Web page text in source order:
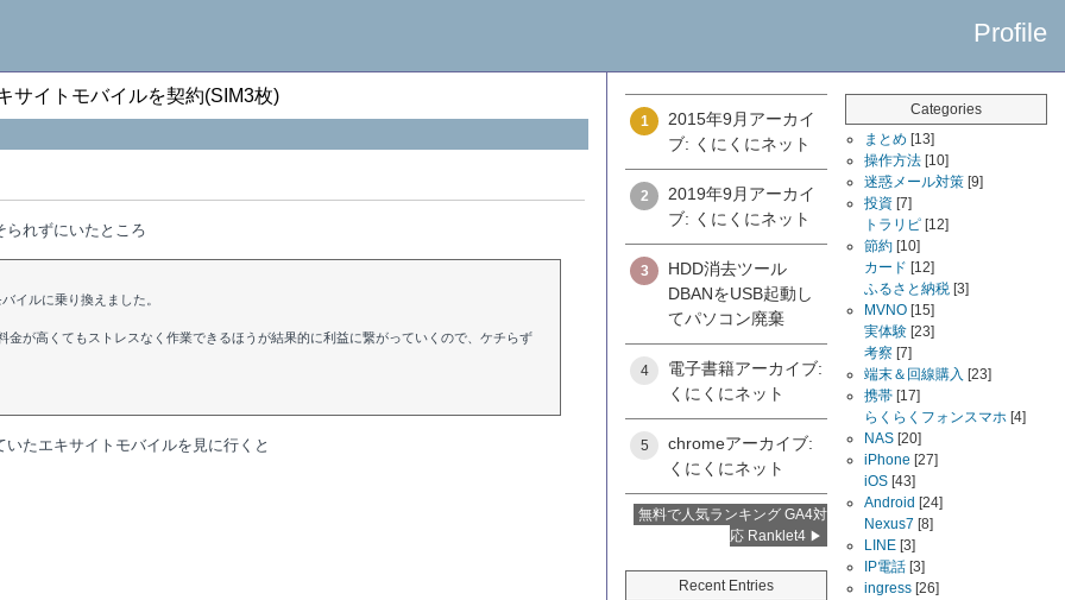
Profile
サイトモバイルを契約(SIM3枚)
られずにいたところ
イルに乗り換えました。
が高くてもストレスなく作業できるほうが結果的に利益に繋がっていくので、ケチらず
たエキサイトモバイルを見に行くと
1
2015年9月アーカイ
ブ: くにくにネット
2
2019年9月アーカイ
ブ: くにくにネット
3
HDD消去ツール
DBANをUSB起動し
てパソコン廃棄
4
電子書籍アーカイブ:
くにくにネット
5
chromeアーカイブ:
くにくにネット
無料で人気ランキング GA4対
応 Ranklet4
Recent Entries
Categories
まとめ [13]
操作方法 [10]
迷惑メール対策 [9]
投資 [7]
トラリピ [12]
節約 [10]
カード [12]
ふるさと納税 [3]
MVNO [15]
実体験 [23]
考察 [7]
端末＆回線購入 [23]
携帯 [17]
らくらくフォンスマホ [4]
NAS [20]
iPhone [27]
iOS [43]
Android [24]
Nexus7 [8]
LINE [3]
IP電話 [3]
ingress [26]